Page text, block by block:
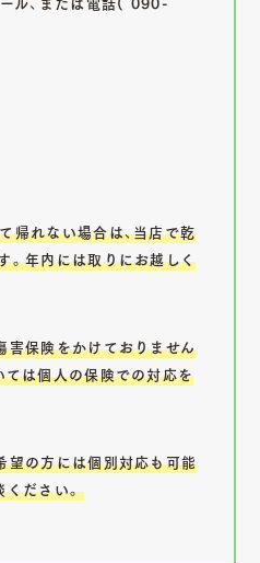
帰れない場合は、当店で乾
。年内には取りにお越しく
害保険をかけておりません
ては個人の保険での対応を
望の方には個別対応も可能
ください。